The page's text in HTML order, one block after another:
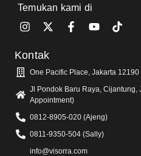
Temukan kami di
Kontak
One Pacific Place, Jakarta
Jl Pondok Baru Raya, Cijantung,
Appointment)
0812-8905-020 (Ajeng)
0811-9350-504 (Sally)
info@visorra.com